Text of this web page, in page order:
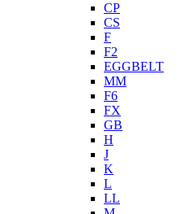
CP
CS
F
F2
EGGBELT
MM
F6
FX
GB
H
J
K
L
LL